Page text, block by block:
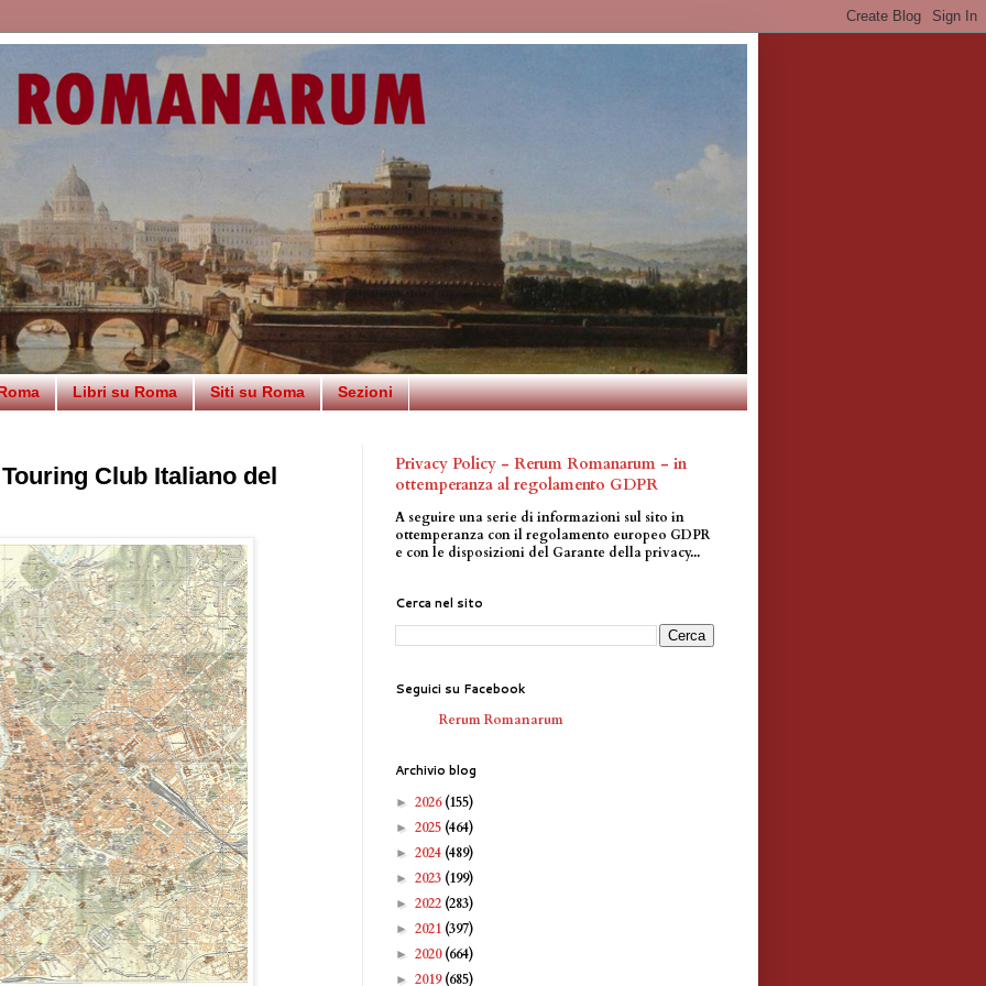
Libri su Roma Siti su Roma Sezioni
Club Italiano del
Privacy Policy - Rerum Romanarum - in
ottemperanza al regolamento GDPR
A seguire una serie di informazioni sul sito in
ottemperanza con il regolamento europeo GDPR
e con le disposizioni del Garante della privacy...
Cerca nel sito
Seguici su Facebook
Rerum Romanarum
Archivio blog
► 2026(155)
► 2025 (464)
► 2024 (489)
► 2023 (199)
► 2022 (283)
► 2021 (397)
► 2020(664)
► 2019(685)